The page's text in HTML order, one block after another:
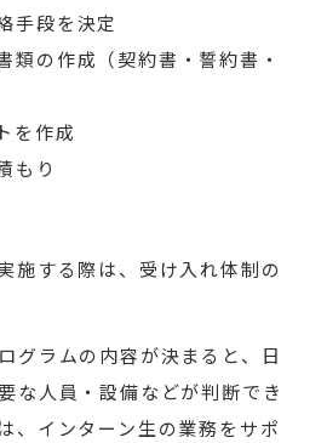
手段を決定
類の作成（契約書・誓約書・
を作成
もり
施する際は、受け入れ体制の
グラムの内容が決まると、日
な人員・設備などが判断でき
、インターン生の業務をサポ